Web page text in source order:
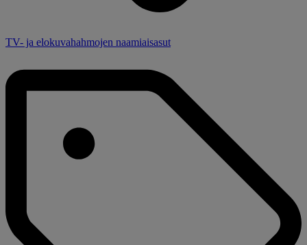
TV- ja elokuvahahmojen naamiaisasut